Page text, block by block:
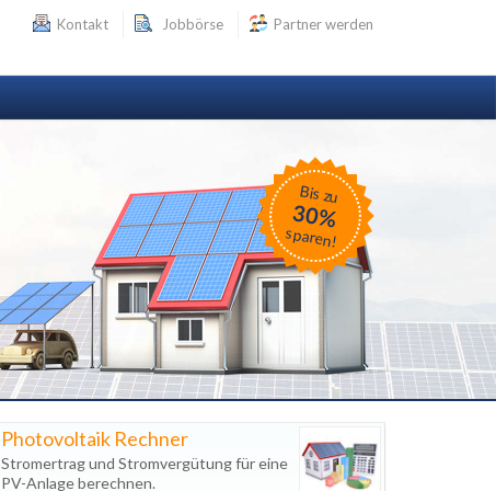
Kontakt Jobbörse Partner werden
Bis zu
30%
sparen!
Photovoltaik Rechner
Stromertrag und Stromvergütung für eine
PV-Anlage berechnen.